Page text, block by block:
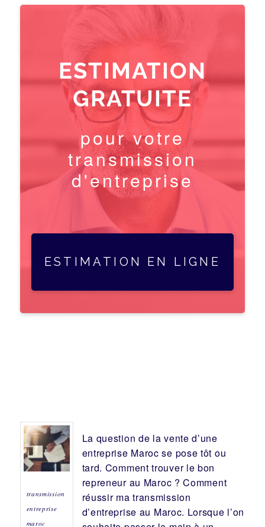
ESTIMATION
GRATUITE
pour votre
transmission
d'entreprise
ESTIMATION EN LIGNE
transmission
entreprise
maroc
La question de la vente d’une
entreprise Maroc se pose tôt ou
tard. Comment trouver le bon
repreneurau Maroc ? Comment
réussir matransmission
d’entreprise au Maroc. Lorsque l’on